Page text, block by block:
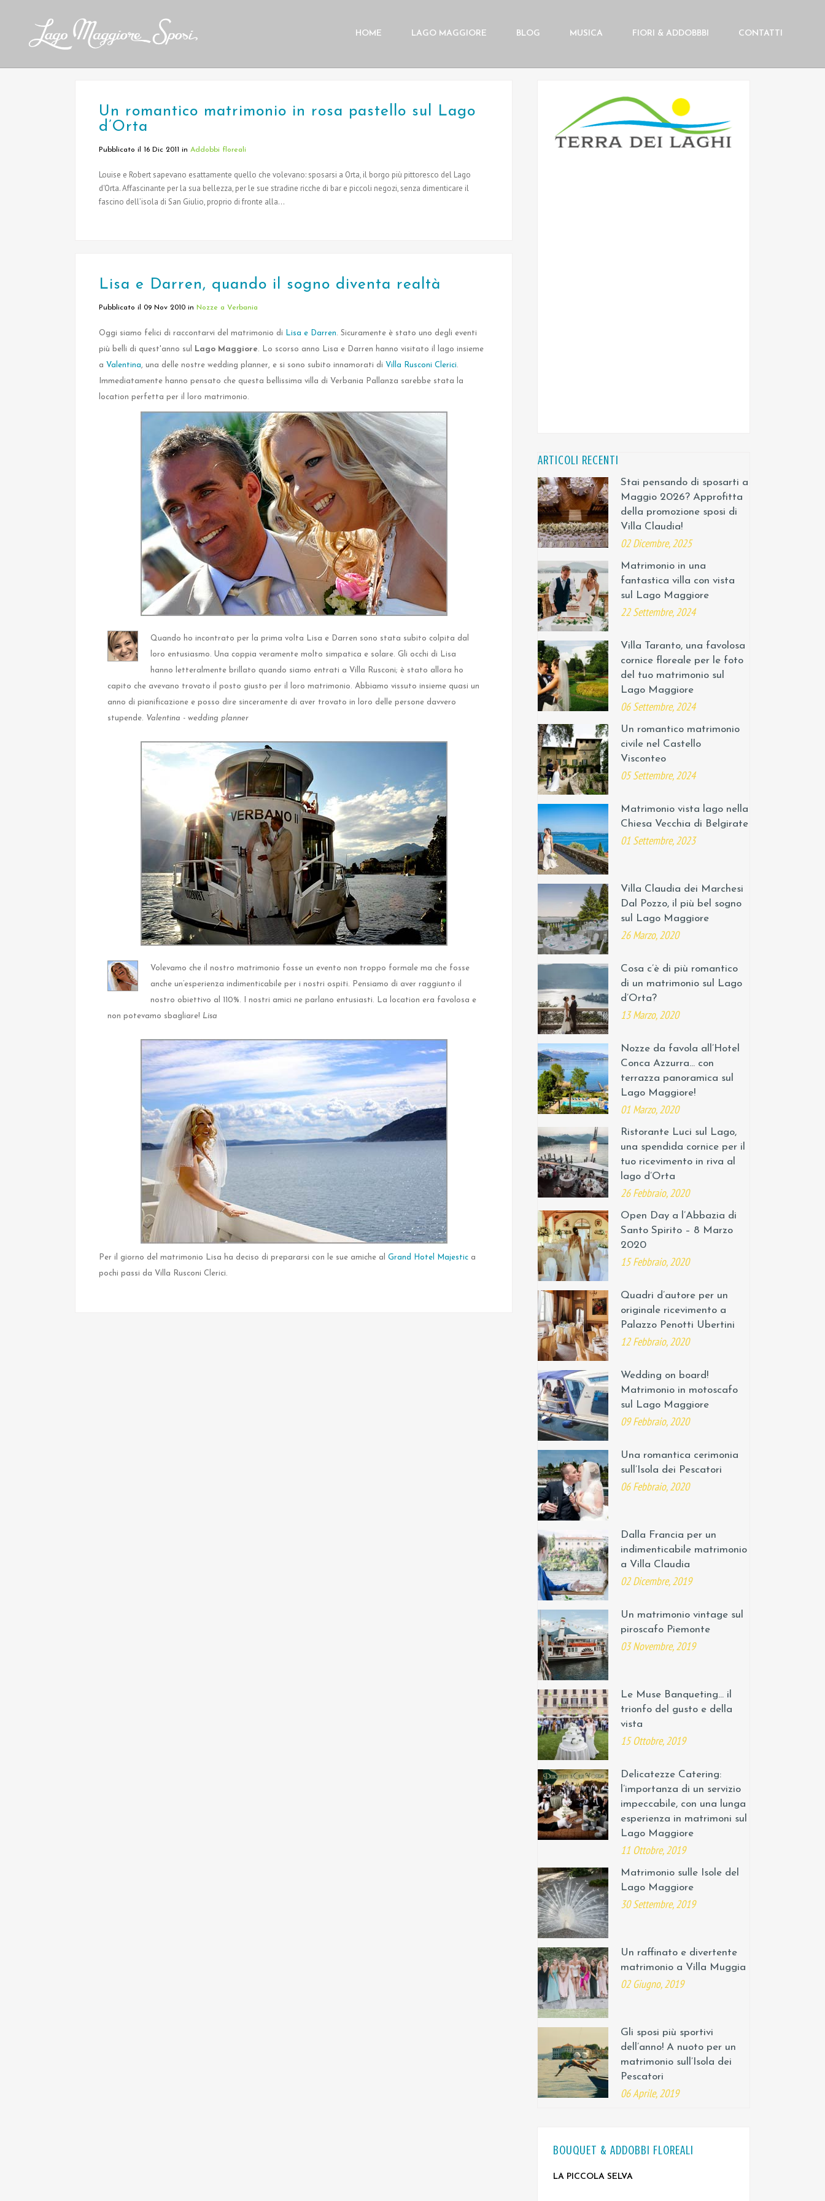
HOME LAGO MAGGIORE BLOG MUSICA FIORI & ADDOBBBI CONTATTI
Un romantico matrimonio in rosa pastello sul Lago
d’Orta
Pubblicato il 16 Dic 2011 in Addobbi floreali
Louise e Robert sapevano esattamente quello che volevano: sposarsi a Orta, il borgo più pittoresco del Lago
d'Orta. Affascinante per la sua bellezza, per le sue stradine ricche di bar e piccoli negozi, senza dimenticare il
fascino dell’isola di San Giulio, proprio di fronte alla...
Lisa e Darren, quando il sogno diventa realtà
Pubblicato il 09 Nov 2010 in Nozze a Verbania
Oggi siamo felici di raccontarvi del matrimonio di Lisa e Darren. Sicuramente è stato uno degli eventi
più belli di quest'anno sul
Lago Maggiore. Lo scorso anno Lisa e Darren hanno visitato il lago insieme
a Valentina, una delle nostre wedding planner, e si sono subito innamorati di Villa Rusconi Clerici.
Immediatamente hanno pensato che questa bellissima villa di Verbania Pallanza sarebbe stata la
location perfetta per il loro matrimonio.
Quando ho incontrato per la prima volta Lisa e Darren sono stata subito colpita dal
loro entusiasmo. Una coppia veramente molto simpatica e solare. Gli occhi di Lisa
hanno letteralmente brillato quando siamo entrati a Villa Rusconi; è stato allora ho
capito che avevano trovato il posto giusto per il loro matrimonio. Abbiamo vissuto insieme quasi un
anno di pianificazione e posso dire sinceramente di aver trovato in loro delle persone davvero
stupende. Valentina - wedding planner
Volevamo che il nostro matrimonio fosse un evento non troppo formale ma che fosse
anche un’esperienza indimenticabile per i nostri ospiti. Pensiamo di aver raggiunto il
nostro obiettivo al 110%. I nostri amici ne parlano entusiasti. La location era favolosa e
non potevamo sbagliare! Lisa
Per il giorno del matrimonio Lisa ha deciso di prepararsi con le sue amiche al Grand Hotel Majestic a
pochi passi da Villa Rusconi Clerici.
ARTICOLI RECENTI
Stai pensando di sposarti a
Maggio 2026? Approfitta
della promozione sposi di
Villa Claudia!
02 Dicembre, 2025
Matrimonio in una
fantastica villa con vista
sul Lago Maggiore
22 Settembre, 2024
Villa Taranto, una favolosa
cornice floreale per le foto
del tuo matrimonio sul
Lago Maggiore
06 Settembre, 2024
Un romantico matrimonio
civile nel Castello
Visconteo
05 Settembre, 2024
Matrimonio vista lago nella
Chiesa Vecchia di Belgirate
01 Settembre, 2023
Villa Claudia dei Marchesi
Dal Pozzo, il più bel sogno
sul Lago Maggiore
26 Marzo, 2020
Cosa c’è di più romantico
di un matrimonio sul Lago
d’Orta?
13 Marzo, 2020
Nozze da favola all’Hotel
Conca Azzurra… con
terrazza panoramica sul
Lago Maggiore!
01 Marzo, 2020
Ristorante Luci sul Lago,
una spendida cornice per il
tuo ricevimento in riva al
lago d’Orta
26 Febbraio, 2020
Open Day a l’Abbazia di
Santo Spirito – 8 Marzo
2020
15 Febbraio, 2020
Quadri d’autore per un
originale ricevimento a
Palazzo Penotti Ubertini
12 Febbraio, 2020
Wedding on board!
Matrimonio in motoscafo
sul Lago Maggiore
09 Febbraio, 2020
Una romantica cerimonia
sull’Isola dei Pescatori
06 Febbraio, 2020
Dalla Francia per un
indimenticabile matrimonio
a Villa Claudia
02 Dicembre, 2019
Un matrimonio vintage sul
piroscafo Piemonte
03 Novembre, 2019
Le Muse Banqueting… il
trionfo del gusto e della
vista
15 Ottobre, 2019
Delicatezze Catering:
l’importanza di un servizio
impeccabile, con una lunga
esperienza in matrimoni sul
Lago Maggiore
11 Ottobre, 2019
Matrimonio sulle Isole del
Lago Maggiore
30 Settembre, 2019
Un raffinato e divertente
matrimonio a Villa Muggia
02 Giugno, 2019
Gli sposi più sportivi
dell’anno! A nuoto per un
matrimonio sull’Isola dei
Pescatori
06 Aprile, 2019
BOUQUET & ADDOBBI FLOREALI
LA PICCOLA SELVA